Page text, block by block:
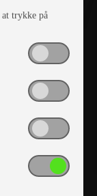
trykke på